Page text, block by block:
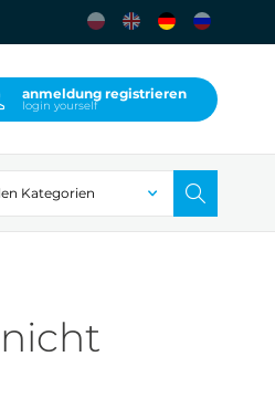
anmeldung registrieren
login yourself